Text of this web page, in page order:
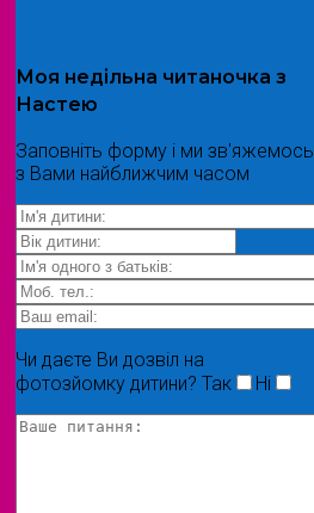
Моя недільна читаночка з
Настею
Заповніть форму і ми зв'яжемось
з Вами найближчим часом
Чи даєте Ви дозвіл на
фотозйомку дитини? Так Ні